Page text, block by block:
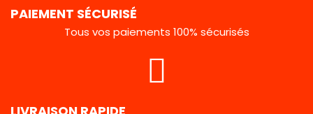
PAIEMENT SÉCURISÉ
Tous vos paiements 100% sécurisés